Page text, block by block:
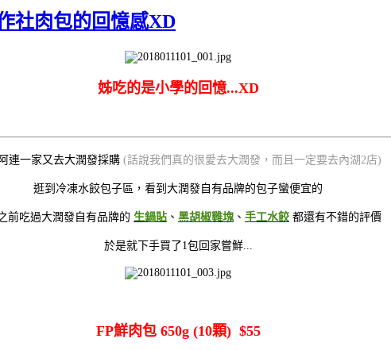
社肉包的回憶感XD
姊吃的是小學的回憶...XD
連一家又去大潤發採購(話說我們真的很愛去大潤發，而且一定要去內湖2店)
逛到冷凍水餃包子區，看到大潤發自有品牌的包子蠻便宜的
前吃過大潤發自有品牌的 生鍋貼 、 黑胡椒雞塊 、 手工水餃 都還有不錯的評價
於是就下手買了1包回家嘗鮮...
FP鮮肉包 650g (10顆) $55